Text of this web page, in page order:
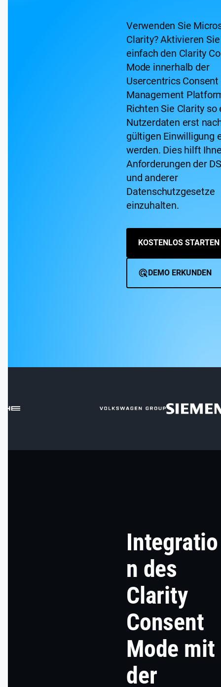
Verwenden Sie
Clarity? Aktivieren
einfach den Clarity
Mode innerhalb der
Usercentrics Consent
Management
Richten Sie Clarity so
Nutzerdaten erst
gültigen Einwilligung
werden. Dies hilft
Anforderungen der
und anderer
Datenschutzgesetze
einzuhalten.
KOSTENLOS STARTEN
DEMO ERKUNDEN
Integratio
n des
Clarity
Consent
Mode mit
der